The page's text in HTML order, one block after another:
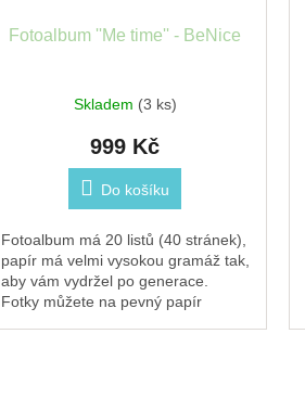
Fotoalbum ''Me time'' - BeNice
Skladem (3 ks)
999 Kč
Do košíku
Fotoalbum má 20 listů (40 stránek),
papír má velmi vysokou gramáž tak,
aby vám vydržel po generace.
Fotky můžete na pevný papír